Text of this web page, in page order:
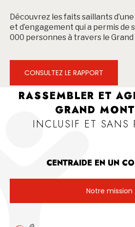
Découvrez les faits saillants
et d’engagement qui a permis de
000 personnes à travers le
CONSULTEZ LE RAPPORT
RASSEMBLER ET
GRAND
INCLUSIF ET SANS
CENTRAIDE EN UN
Notre mission